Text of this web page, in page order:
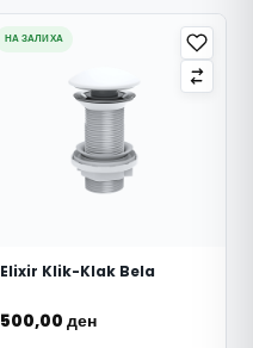
НА ЗАЛИХА
Elixir Klik-Klak Bela
500,00 ден